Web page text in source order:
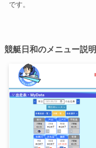
です。
競艇日和のメニュー説明